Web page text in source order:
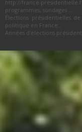
http://france-
programmes, sondages ...
Élections présidentielles
politique en France...
Années d'élections